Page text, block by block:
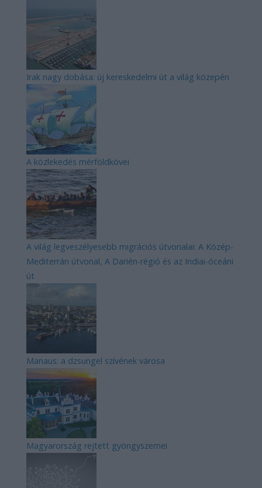
Irak nagy dobása: új kereskedelmi út a világ közepén
A közlekedés mérföldkövei
A világ legveszélyesebb migrációs útvonalai: A Közép-
Mediterrán útvonal, A Darién-régió és az Indiai-óceáni
út
Manaus: a dzsungel szívének városa
Magyarország rejtett gyöngyszemei